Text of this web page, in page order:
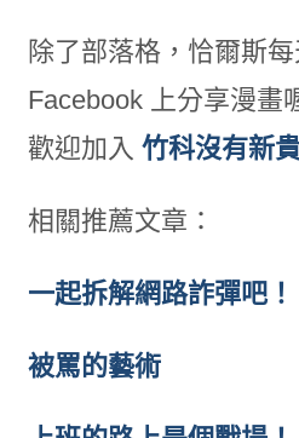
除了部落格，恰爾斯
Facebook 上分享漫畫
歡迎加入 竹科沒有新
相關推薦文章：
一起拆解網路詐彈吧！
被罵的藝術